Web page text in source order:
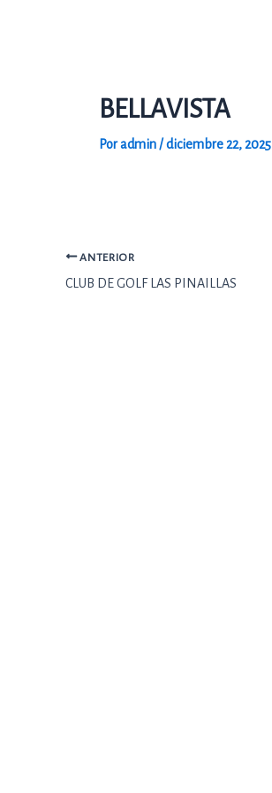
BELLAVISTA
Poradmin /diciembre 22, 2025
ANTERIOR
CLUB DE GOLF LAS PINAILLAS